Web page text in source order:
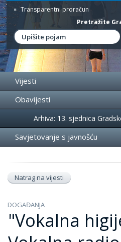
Transparentni proračun
Pretražite
Vijesti
Obavijesti
Događanja
Arhiva: 13. sjednica
Savjetovanje s javnošću
Natrag na vijesti
DOGAĐANJA
"Vokalna